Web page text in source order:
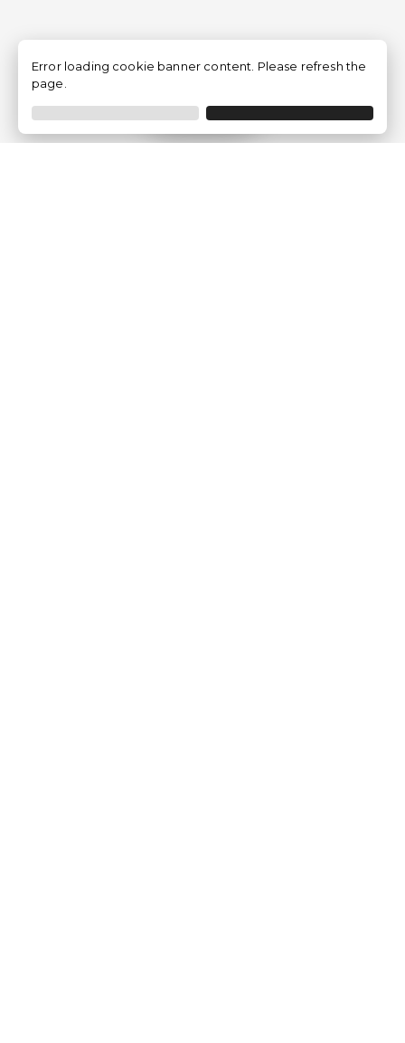
Filtrar
Error loading cookie banner content. Please refresh the
page.